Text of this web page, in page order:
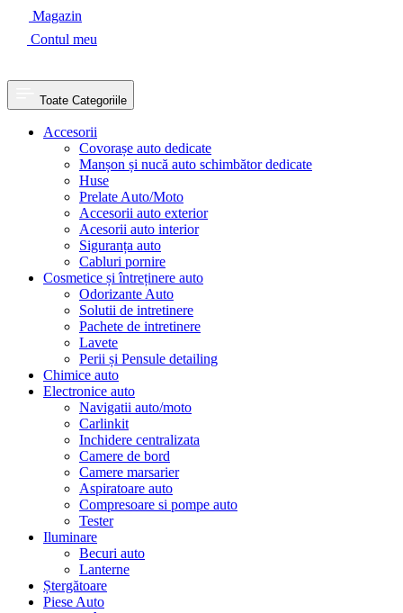
Magazin
Contul meu
Toate Categoriile
Accesorii
Covorașe auto dedicate
Manșon și nucă auto schimbător dedicate
Huse
Prelate Auto/Moto
Accesorii auto exterior
Acesorii auto interior
Siguranța auto
Cabluri pornire
Cosmetice și întreținere auto
Odorizante Auto
Solutii de intretinere
Pachete de intretinere
Lavete
Perii și Pensule detailing
Chimice auto
Electronice auto
Navigatii auto/moto
Carlinkit
Inchidere centralizata
Camere de bord
Camere marsarier
Aspiratoare auto
Compresoare si pompe auto
Tester
Iluminare
Becuri auto
Lanterne
Ștergătoare
Piese Auto